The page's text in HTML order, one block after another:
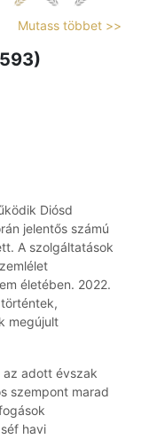
Mutass többet >>
Diósd
jelentős számú
A szolgáltatások
életében. 2022.
megújult
az adott évszak
szempont marad
havi